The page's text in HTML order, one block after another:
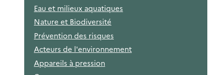
Eau et milieux aquatiques
Nature et Biodiversité
Prévention des risques
Acteurs de l'environnement
Appareils à pression